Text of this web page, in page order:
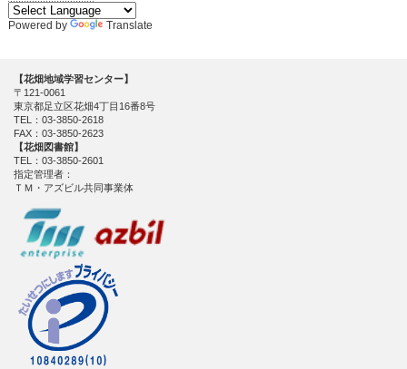
Powered by Translate
【花畑地域学習センター】
〒121-0061
東京都足立区花畑4丁目16番8号
TEL：03-3850-2618
FAX：03-3850-2623
【花畑図書館】
TEL：03-3850-2601
指定管理者：
ＴＭ・アズビル共同事業体